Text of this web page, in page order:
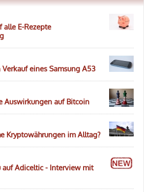
alle E-Rezepte
eines Samsung A53
Auswirkungen auf Bitcoin
Kryptowährungen im Alltag?
auf Adiceltic - Interview mit